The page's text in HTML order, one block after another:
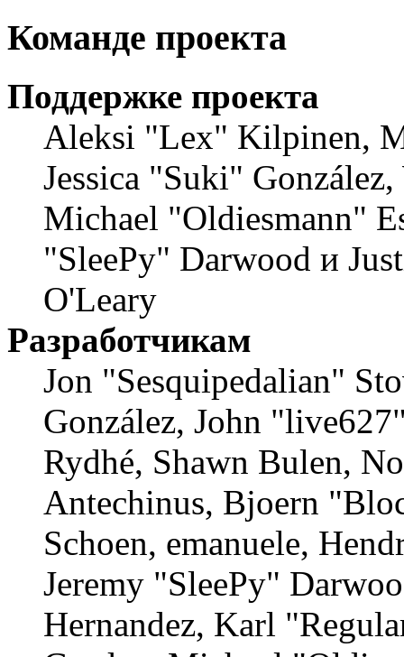
Команде проекта
Поддержке проекта
Aleksi "Lex" Kilpinen,
Jessica "Suki"
Michael "Oldiesmann"
"SleePy" Darwood и
O'Leary
Разработчикам
Jon "Sesquipedalian"
González, John
Rydhé, Shawn Bulen,
Antechinus, Bjoern
Schoen, emanuele,
Jeremy "SleePy"
Hernandez, Karl